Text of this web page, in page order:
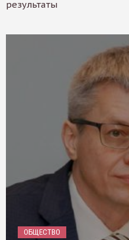
результаты
ОБЩЕСТВО